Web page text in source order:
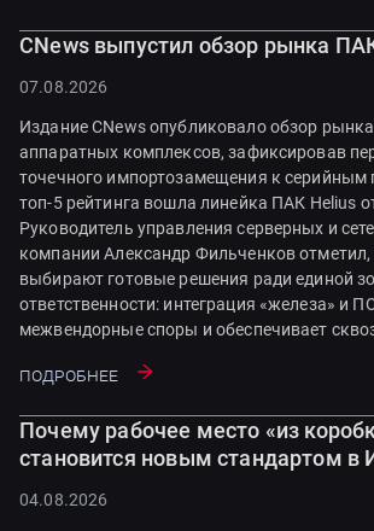
CNews выпустил обзор рынка
07.08.2026
Издание CNews опубликовало обзор
аппаратных комплексов, зафиксировав
точечного импортозамещения к серийным
топ-5 рейтинга вошла линейка ПАК Helius
Руководитель управления серверных и
компании Александр Фильченков отметил,
выбирают готовые решения ради единой
ответственности: интеграция «железа» и
межвендорные споры и обеспечивает
Подробнее
Почему рабочее место «из
становится новым стандартом в
04.08.2026